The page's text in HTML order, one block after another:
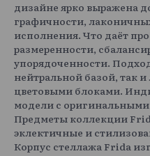
дизайне ярко выражена
графичности,
исполнения. Что даёт
размеренности,
упорядоченности.
нейтральной базой, так
цветовыми блоками.
модели с
Предметы коллекции
эклектичные и
Корпус стеллажа Frida